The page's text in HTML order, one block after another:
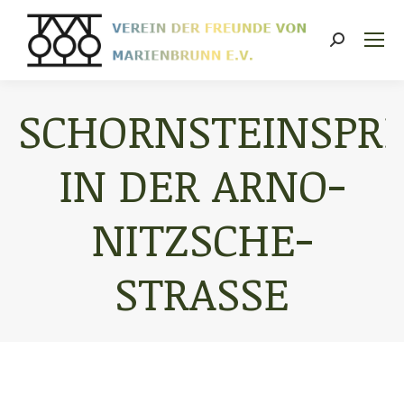
Search:
IN DER ARNO-
NITZSCHE-
STRASSE